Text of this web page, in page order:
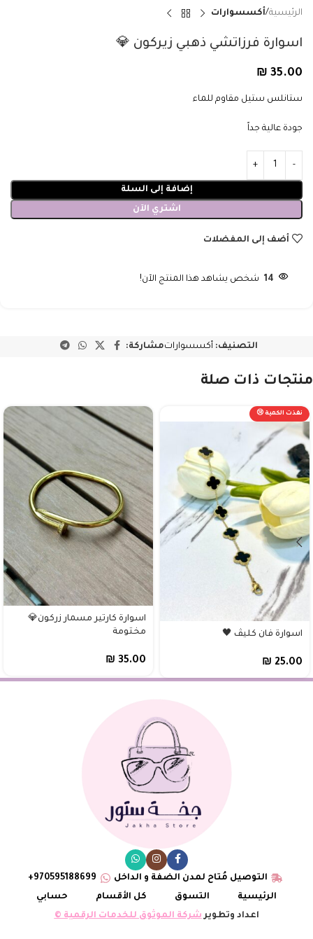
الرئيسية أكسسوارات
اسوارة فرزاتشي ذهبي زيركون 💎
₪ 35.00
ستانلس ستيل مقاوم للماء
جودة عالية جداً
إضافة إلى السلة
اشتري الآن
أضف إلى المفضلات
14 شخص يشاهد هذا المنتج الآن!
التصنيف: أكسسواراتمشاركة:
منتجات ذات صلة
نفذت الكمية 😢
اسوارة فان كليڤ 🖤
₪ 25.00
اسوارة كارتير مسمار زركون💎
مختومة
₪ 35.00
التوصيل مُتاح لمدن الضفة و الداخل
970595188699+
الرئيسية
التسوق كل الأقسام
حسابي
اعداد وتطويرشركة الموثوق للخدمات الرقمية ©